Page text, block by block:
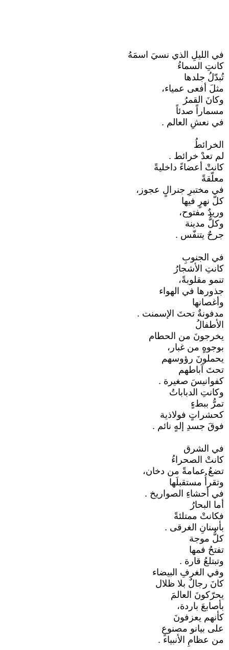
في الليلِ الذي نسيَ اسمَهُ
كانتِ السماءُ
تُبدّلُ جلدها
مثلَ أفعى عمياء،
وكانَ القمرُ
مسماراً صدئاً
في نعشِ العالم .
الخرائطُ
لم تعدْ خرائط .
كانتْ أعضاءً داخليةً
معلّقةً
في مختبرِ جنرالٍ عجوز،
كلّ نهرٍ فيها
وريدٌ مفتوح،
وكلُّ مدينة
جرحٌ يتنفّس .
في الجنوبِ
كانتِ الأشجارُ
تنمو مقلوبةً،
جذورها في الهواء
وأغصانها
مدفونةٌ تحتَ الإسمنت .
الأطفالُ
يخرجونَ من الحطام
بوجوهٍ من غبار،
يحملونَ رؤوسهم
تحتَ آباطهم
كفوانيسَ صغيرة .
وكانتِ الدباباتُ
تمرُّ ببطءٍ
كحشراتٍ فولاذية
فوقَ جسدِ إلهٍ نائم .
في الشرق
كانتْ الصحراءُ
تضعُ عمامةً من دخان،
وتقرأُ مستقبلَها
في أحشاءِ الصواريخ .
أما البحارُ
فكانتْ ممتلئةً
بأسنانِ الغرقى .
كلُّ موجة
تفتحُ فمها
وتبتلعُ قارة .
وفي الغرفِ البيضاء
كانَ رجالٌ بلا ظلال
يحرّكونَ العالمَ
بأصابعَ باردة،
كأنهم يعزفونَ
على بيانو مصنوعٍ
من عظامِ الأنبياء .